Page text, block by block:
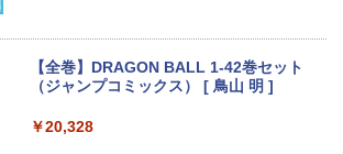
￥1,964
Xiaomi シャオミ REDMI Buds 8 Lite ワイヤ
￥250
by Amazon 炭酸水 ラベルレス 500ml ×24本
強炭酸水 ペットボトル 500ミリリットル (Sm
クスDIGITAL)
【マラソンP5倍/10%オフクーポン】【ワ
ケあり/激安商品】 中古ノートパソコン
レノボ Lenovo ThinkPad L380 第8世代
Core i5 メモリ8GB/16GB SSD128/256G
B/512GB 13.3インチ Windows11 Pro 送
料無料 保証付き
64Bit
￥21,980
4インチ VA FHD 1080P フルHD 非光沢
ディスプレイ（100Hz/VGA/HDMI1.4 ブ
ルーライト軽減 フリッカーレス VESA対
応 Adaptive Sync対応 4000:1コントラ
スト チルト調節可 PCモニター KTC H24
V27
【全巻】DRAGON BALL 1-42巻セット
（ジャンプコミックス） [ 鳥山 明 ]
￥20,328